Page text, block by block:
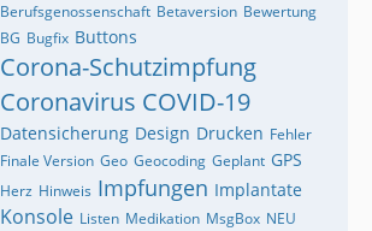
Berufsgenossenschaft Betaversion Bewertung
BG Bugfix Buttons
Corona-Schutzimpfung
Coronavirus COVID-19
Datensicherung Design Drucken Fehler
Finale Version Geo Geocoding Geplant GPS
Herz Hinweis Impfungen Implantate
Konsole Listen Medikation MsgBox NEU